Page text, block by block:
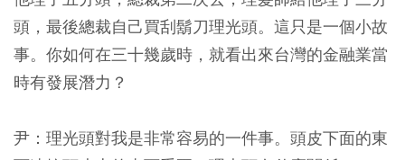
頭，最後總裁自己買刮鬍刀理光頭。這只是一個小故
事。你如何在三十幾歲時，就看出來台灣的金融業當
時有發展潛力？
尹：理光頭對我是非常容易的一件事。頭皮下面的東